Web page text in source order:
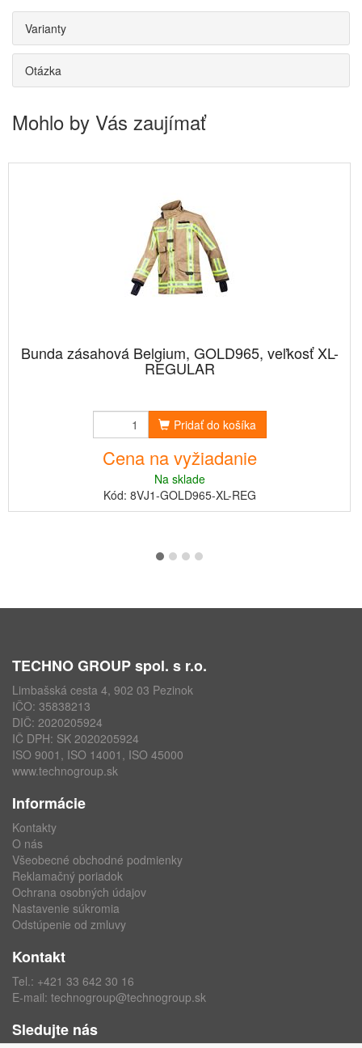
Varianty
Otázka
Mohlo by Vás zaujímať
Bunda zásahová Belgium, GOLD965, veľkosť XL-
REGULAR
Pridať do košíka
Cena na vyžiadanie
Na sklade
Kód: 8VJ1-GOLD965-XL-REG
TECHNO GROUP spol. s r.o.
Limbašská cesta 4, 902 03 Pezinok
IČO: 35838213
DIČ: 2020205924
IČ DPH: SK 2020205924
ISO 9001, ISO 14001, ISO 45000
www.technogroup.sk
Informácie
Kontakty
O nás
Všeobecné obchodné podmienky
Reklamačný poriadok
Ochrana osobných údajov
Nastavenie súkromia
Odstúpenie od zmluvy
Kontakt
Tel.: +421 33 642 30 16
E-mail: technogroup@technogroup.sk
Sledujte nás